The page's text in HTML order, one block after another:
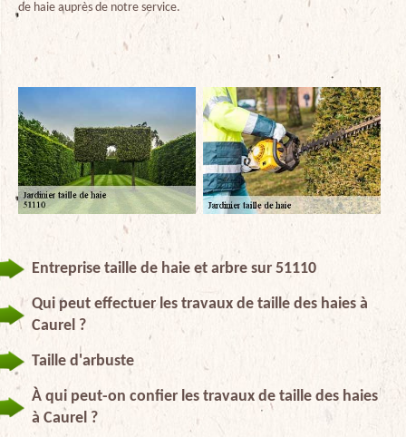
de haie auprès de notre service.
Entreprise taille de haie et arbre sur 51110
Qui peut effectuer les travaux de taille des haies à
Caurel ?
Taille d'arbuste
À qui peut-on confier les travaux de taille des haies
à Caurel ?